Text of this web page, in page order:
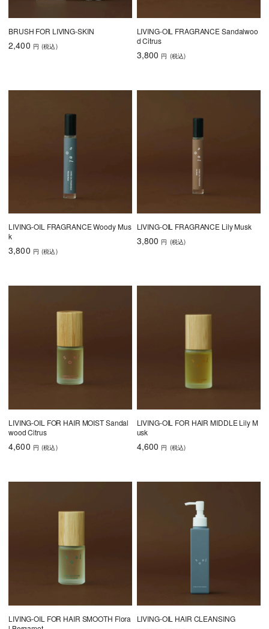
BRUSH FOR LIVING-SKIN
2,400 円 (税込)
LIVING-OIL FRAGRANCE Sandalwoo
d Citrus
3,800 円 (税込)
LIVING-OIL FRAGRANCE Woody Mus
k
3,800 円 (税込)
LIVING-OIL FRAGRANCE Lily Musk
3,800 円 (税込)
LIVING-OIL FOR HAIR MOIST Sandal
wood Citrus
4,600 円 (税込)
LIVING-OIL FOR HAIR MIDDLE Lily M
usk
4,600 円 (税込)
LIVING-OIL FOR HAIR SMOOTH Flora
LIVING-OIL HAIR CLEANSING